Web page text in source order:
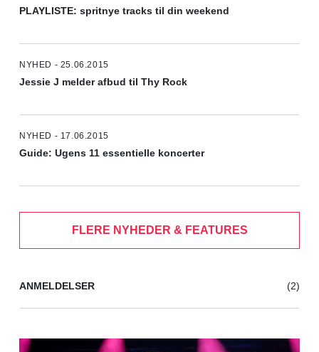
PLAYLISTE: spritnye tracks til din weekend
NYHED - 25.06.2015
Jessie J melder afbud til Thy Rock
NYHED - 17.06.2015
Guide: Ugens 11 essentielle koncerter
FLERE NYHEDER & FEATURES
ANMELDELSER (2)